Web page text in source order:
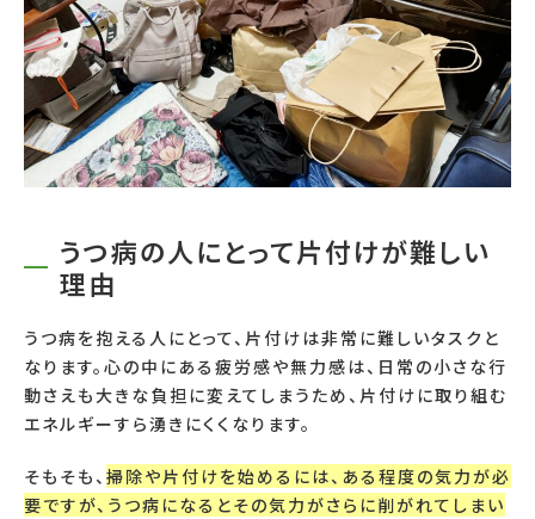
うつ病の人にとって片付けが難しい
理由
うつ病を抱える人にとって、片付けは非常に難しいタスクと
なります。心の中にある疲労感や無力感は、日常の小さな行
動さえも大きな負担に変えてしまうため、片付けに取り組む
エネルギーすら湧きにくくなります。
そもそも、 掃除や片付けを始めるには、ある程度の気力が必
要ですが、うつ病になるとその気力がさらに削がれてしまい